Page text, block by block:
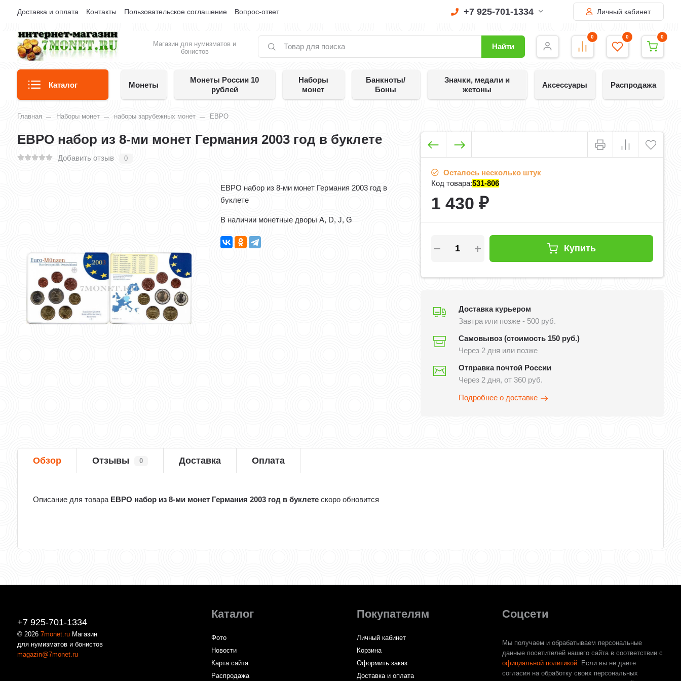
Доставка и оплата Контакты Пользовательское соглашение Вопрос-ответ +7 925-701-1334 Личный кабинет
Магазин для нумизматов и
бонистов
Найти
0 0 0
Каталог Монеты
Монеты России 10
рублей
Наборы
монет
Банкноты/
Боны
Значки, медали и
жетоны
Аксессуары Распродажа
Главная Наборы монет наборы зарубежных монет ЕВРО
ЕВРО набор из 8-ми монет Германия 2003 год в буклете
Добавить отзыв 0
ЕВРО набор из 8-ми монет Германия 2003 год в
буклете
В наличии монетные дворы А, D, J, G
Осталось несколько штук
Код товара:531-806
1 430 ₽
Купить
Доставка курьером
Завтра или позже - 500 руб.
Самовывоз (стоимость 150 руб.)
Через 2 дня или позже
Отправка почтой России
Через 2 дня, от 360 руб.
Подробнее о доставке
Обзор Отзывы 0 Доставка Оплата
Описание для товара ЕВРО набор из 8-ми монет Германия 2003 год в буклете скоро обновится
+7 925-701-1334
© 20267monet.ru Магазин
для нумизматов и бонистов
magazin@7monet.ru
Каталог
Фото
Новости
Карта сайта
Распродажа
Покупателям
Личный кабинет
Корзина
Оформить заказ
Доставка и оплата
Соцсети
Мы получаем и обрабатываем персональные
данные посетителей нашего сайта в соответствии с
официальной политикой. Если вы не даете
согласия на обработку своих персональных